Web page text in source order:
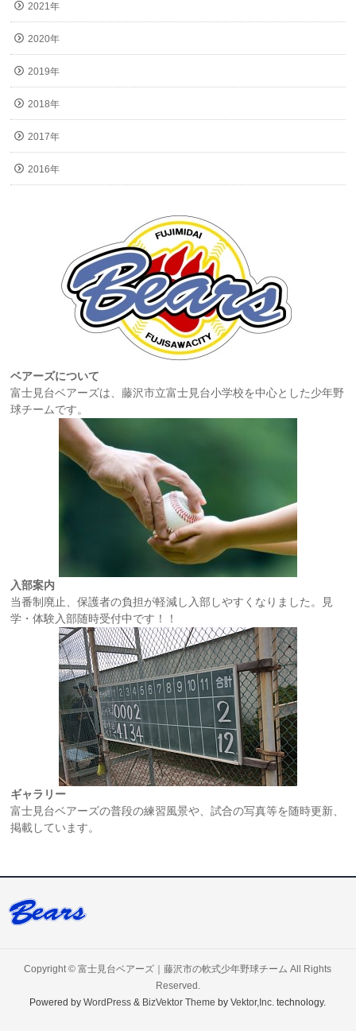
2021年
2020年
2019年
2018年
2017年
2016年
ベアーズについて
富士見台ベアーズは、藤沢市立富士見台小学校を中心とした少年野
球チームです。
入部案内
当番制廃止、保護者の負担が軽減し入部しやすくなりました。見
学・体験入部随時受付中です！！
ギャラリー
富士見台ベアーズの普段の練習風景や、試合の写真等を随時更新、
掲載しています。
Copyright ©富士見台ベアーズ｜藤沢市の軟式少年野球チーム All Rights
Reserved.
Powered byWordPress & BizVektor Theme byVektor,Inc. technology.